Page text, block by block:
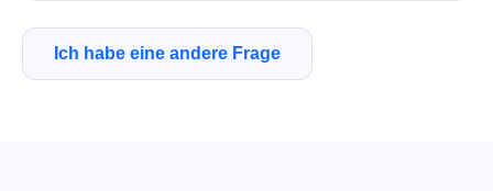
Ich habe eine andere Frage